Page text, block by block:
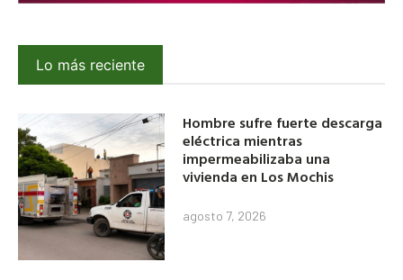
Lo más reciente
Hombre sufre fuerte descarga
eléctrica mientras
impermeabilizaba una
vivienda en Los Mochis
agosto 7, 2026